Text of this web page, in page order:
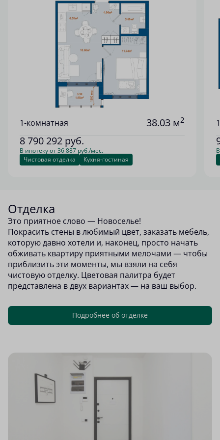
1-комнатная 38.03 м2
8 790 292 руб.
В ипотеку от 36 887 руб./мес.
Чистовая отделка
Кухня-гостиная
Отделка
Это приятное слово — Новоселье!
Покрасить стены в любимый цвет, заказать мебель,
которую давно хотели и, наконец, просто начать
обживать квартиру приятными мелочами — чтобы
приблизить эти моменты, мы взяли на себя
чистовую отделку. Цветовая палитра будет
представлена в двух вариантах — на ваш выбор.
Подробнее об отделке